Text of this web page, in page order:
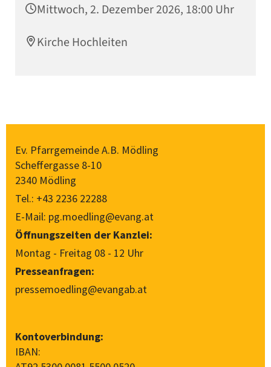
Mittwoch, 2. Dezember 2026, 18:00 Uhr
Kirche Hochleiten
Ev. Pfarrgemeinde A.B. Mödling
Scheffergasse 8-10
2340 Mödling
Tel.: +43 2236 22288
E-Mail: pg.moedling@evang.at
Öffnungszeiten der Kanzlei:
Montag - Freitag 08 - 12 Uhr
Presseanfragen:
pressemoedling@evangab.at
Kontoverbindung:
IBAN: